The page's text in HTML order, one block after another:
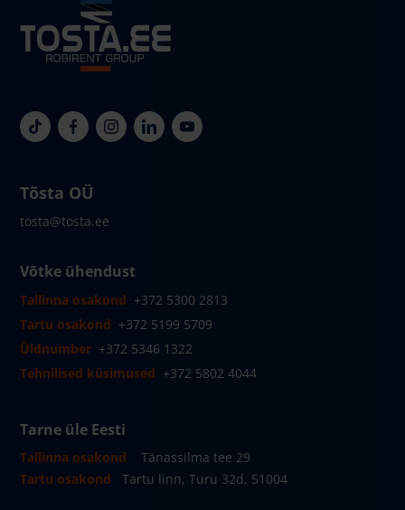
Tõsta OÜ
tosta@tosta.ee
Võtke ühendust
Tallinna osakond +372 5300 2813
Tartu osakond +372 5199 5709
Üldnumber +372 5346 1322
Tehnilised küsimused +372 5802 4044
Tarne üle Eesti
Tallinna osakond
Tänassilma tee 29
Tartu osakond
Tartu linn, Turu 32d, 51004